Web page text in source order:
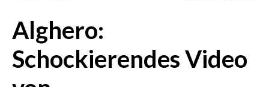
AGENDA
CRONACA
Alghero:
Schockierendes Video